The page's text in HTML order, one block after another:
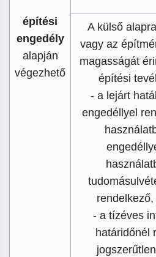
építési
engedély
alapján
végezhető
A külső
vagy az
magasságát
építési
- a lejárt
engedéllyel
- a tízéves
határidőnél